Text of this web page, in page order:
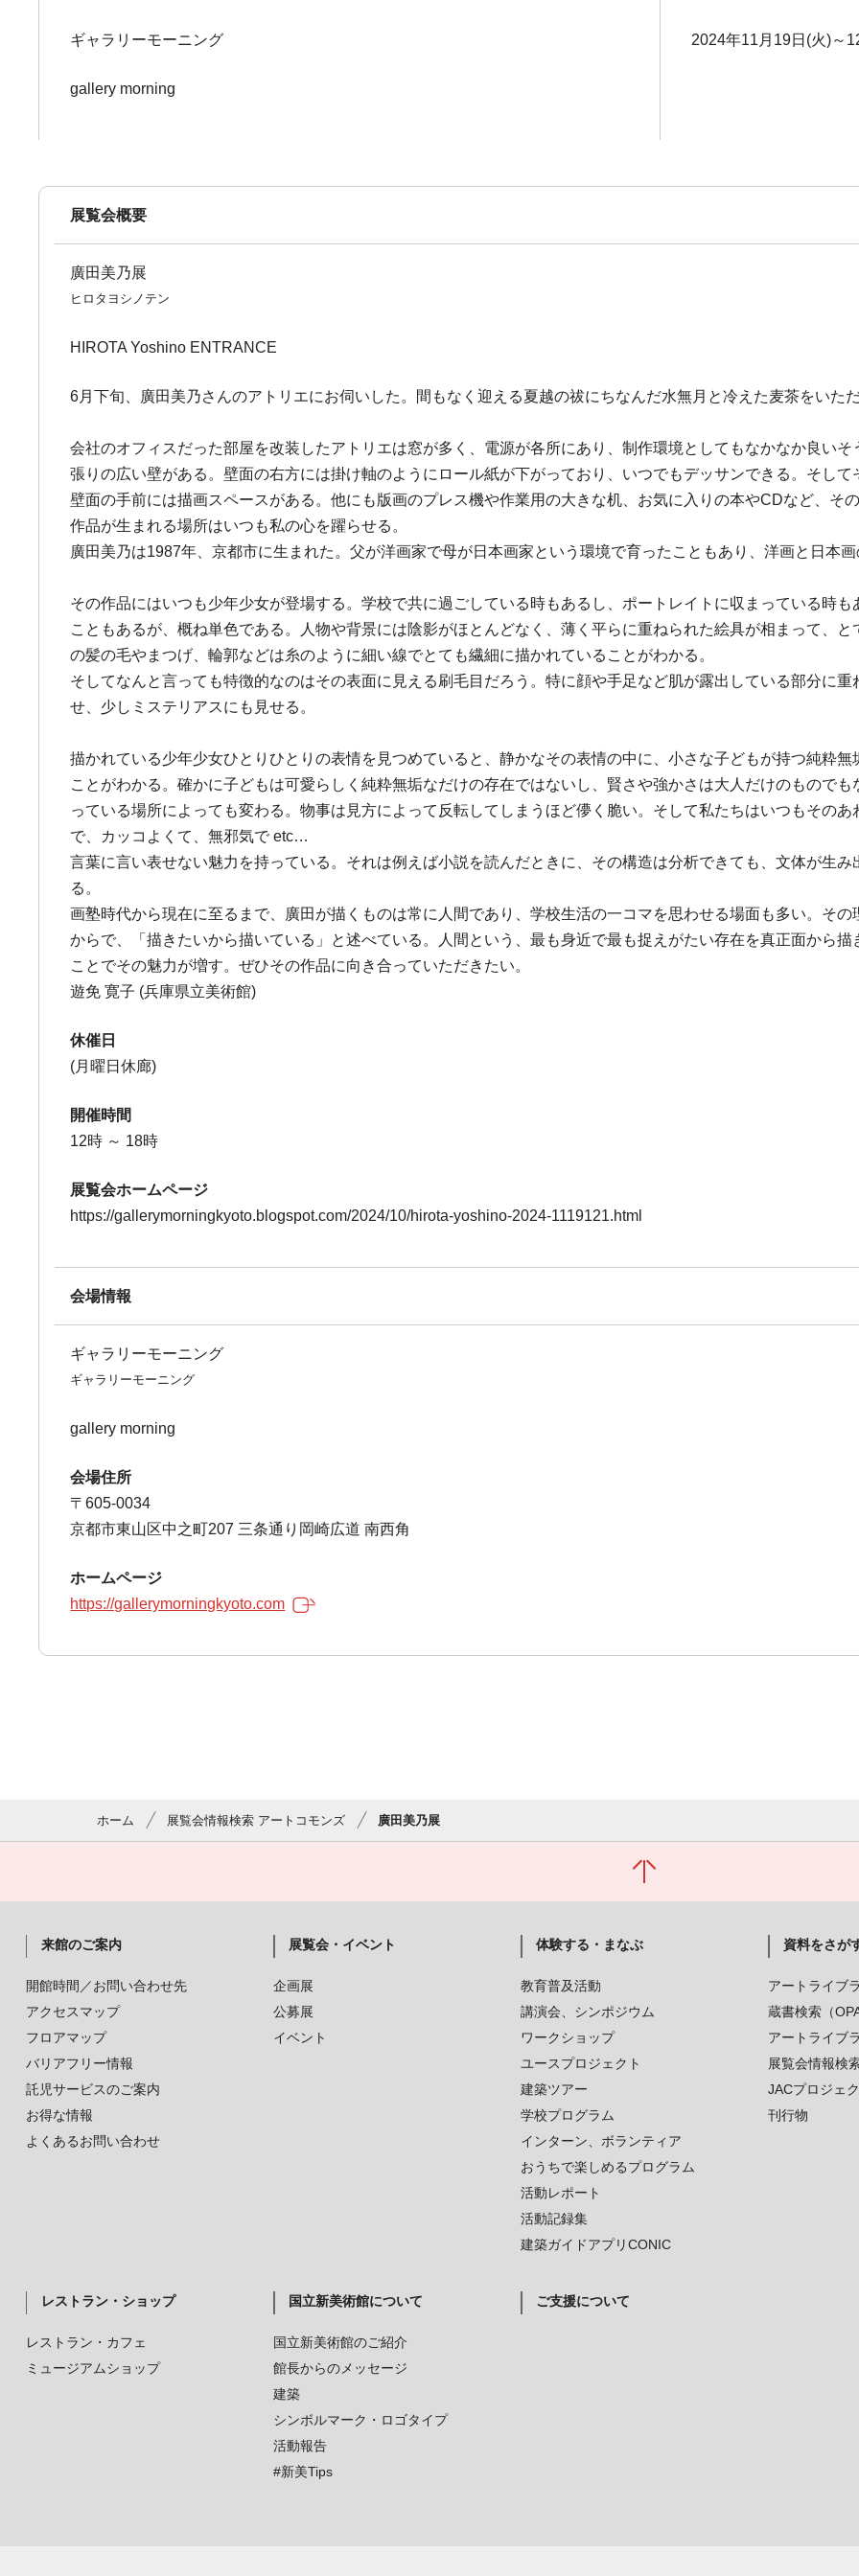
ギャラリーモーニング
gallery morning
2024年11月19日(火)～
展覧会概要
廣田美乃展
ヒロタヨシノテン
HIROTA Yoshino ENTRANCE
6月下旬、廣田美乃さんのアトリエにお伺いした。間もなく迎える夏越の祓にちなんだ水無月と冷えた麦茶をいた
会社のオフィスだった部屋を改装したアトリエは窓が多く、電源が各所にあり、制作環境としてもなかなか良い
張りの広い壁がある。壁面の右方には掛け軸のようにロール紙が下がっており、いつでもデッサンできる。そして
壁面の手前には描画スペースがある。他にも版画のプレス機や作業用の大きな机、お気に入りの本やCDなど、そ
作品が生まれる場所はいつも私の心を躍らせる。
廣田美乃は1987年、京都市に生まれた。父が洋画家で母が日本画家という環境で育ったこともあり、洋画と日本画
その作品にはいつも少年少女が登場する。学校で共に過ごしている時もあるし、ポートレイトに収まっている時
こともあるが、概ね単色である。人物や背景には陰影がほとんどなく、薄く平らに重ねられた絵具が相まって、
の髪の毛やまつげ、輪郭などは糸のように細い線でとても繊細に描かれていることがわかる。
そしてなんと言っても特徴的なのはその表面に見える刷毛目だろう。特に顔や手足など肌が露出している部分に
せ、少しミステリアスにも見せる。
描かれている少年少女ひとりひとりの表情を見つめていると、静かなその表情の中に、小さな子どもが持つ純粋
ことがわかる。確かに子どもは可愛らしく純粋無垢なだけの存在ではないし、賢さや強かさは大人だけのもので
っている場所によっても変わる。物事は見方によって反転してしまうほど儚く脆い。そして私たちはいつもその
で、カッコよくて、無邪気で etc…
言葉に言い表せない魅力を持っている。それは例えば小説を読んだときに、その構造は分析できても、文体が生
る。
画塾時代から現在に至るまで、廣田が描くものは常に人間であり、学校生活の一コマを思わせる場面も多い。その
からで、「描きたいから描いている」と述べている。人間という、最も身近で最も捉えがたい存在を真正面から
ことでその魅力が増す。ぜひその作品に向き合っていただきたい。
遊免 寛子 (兵庫県立美術館)
休催日
(月曜日休廊)
開催時間
12時 ～ 18時
展覧会ホームページ
https://gallerymorningkyoto.blogspot.com/2024/10/hirota-yoshino-2024-1119121.html
会場情報
ギャラリーモーニング
ギャラリーモーニング
gallery morning
会場住所
〒605-0034
京都市東山区中之町207 三条通り岡崎広道 南西角
ホームページ
https://gallerymorningkyoto.com
ホーム 展覧会情報検索 アートコモンズ 廣田美乃展
来館のご案内
開館時間／お問い合わせ先
アクセスマップ
フロアマップ
バリアフリー情報
託児サービスのご案内
お得な情報
よくあるお問い合わせ
展覧会・イベント
企画展
公募展
イベント
体験する・まなぶ
教育普及活動
講演会、シンポジウム
ワークショップ
ユースプロジェクト
建築ツアー
学校プログラム
インターン、ボランティア
おうちで楽しめるプログラム
活動レポート
活動記録集
建築ガイドアプリCONIC
資料をさが
アートライブ
蔵書検索（
アートライブ
展覧会情報検
JACプロジェ
刊行物
レストラン・ショップ
レストラン・カフェ
ミュージアムショップ
国立新美術館について
国立新美術館のご紹介
館長からのメッセージ
建築
シンボルマーク・ロゴタイプ
活動報告
#新美Tips
ご支援について